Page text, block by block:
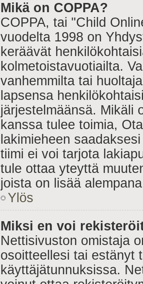
Mikä on COPPA?
COPPA, tai "Child
vuodelta 1998 on
keräävät
kolmetoistavuotiailta.
vanhemmilta tai
lapsensa
järjestelmäänsä. Mikäli
kanssa tulee toimia,
lakimieheen
tiimi ei voi tarjota
tule ottaa yteyttä
joista on lisää
Ylös
Miksi en voi
Nettisivuston omistaja
osoitteellesi tai estänyt
käyttäjätunnuksissa.